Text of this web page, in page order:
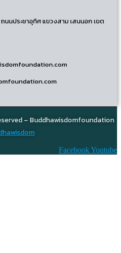
นนประชาอุทิศ แขวงสาม เสนนอก เขต
– Buddhawisdomfoundation
FacebookYoutube